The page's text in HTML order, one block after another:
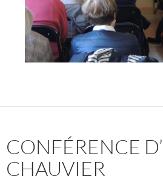
CONFÉRENCE
CHAUVIER